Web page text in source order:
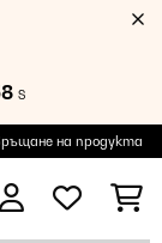
S
на продукта